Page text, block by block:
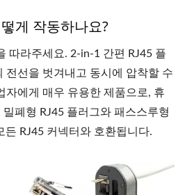
게 작동하나요?
따라주세요. 2-in-1 간편 RJ45 플
전선을 벗겨내고 동시에 압착할 수
자에게 매우 유용한 제품으로, 휴
폐형 RJ45 플러그와 패스스루형
든 RJ45 커넥터와 호환됩니다.